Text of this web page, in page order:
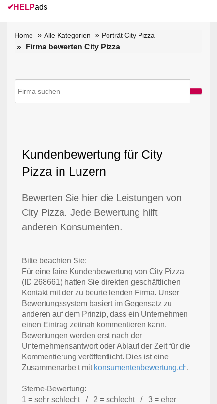
✔ HELPads
Home Alle Kategorien Porträt City Pizza
Firma bewerten City Pizza
Kundenbewertung für City
Pizza in Luzern
Bewerten Sie hier die Leistungen von
City Pizza. Jede Bewertung hilft
anderen Konsumenten.
Bitte beachten Sie:
Für eine faire Kundenbewertung von City Pizza
(ID 268661) hatten Sie direkten geschäftlichen
Kontakt mit der zu beurteilenden Firma. Unser
Bewertungssystem basiert im Gegensatz zu
anderen auf dem Prinzip, dass ein Unternehmen
einen Eintrag zeitnah kommentieren kann.
Bewertungen werden erst nach der
Unternehmensantwort oder Ablauf der Zeit für die
Kommentierung veröffentlicht. Dies ist eine
Zusammenarbeit mit konsumentenbewertung.ch.
Sterne-Bewertung:
1 = sehr schlecht / 2 = schlecht / 3 = eher